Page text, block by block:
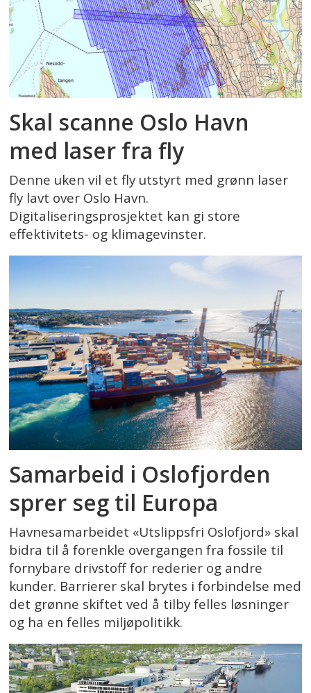
Skal scanne Oslo Havn
med laser fra fly
Denne uken vil et fly utstyrt med grønn laser
fly lavt over Oslo Havn.
Digitaliseringsprosjektet kan gi store
effektivitets- og klimagevinster.
Samarbeid i Oslofjorden
sprer seg til Europa
Havnesamarbeidet «Utslippsfri Oslofjord» skal
bidra til å forenkle overgangen fra fossile til
fornybare drivstoff for rederier og andre
kunder. Barrierer skal brytes i forbindelse med
det grønne skiftet ved å tilby felles løsninger
og ha en felles miljøpolitikk.